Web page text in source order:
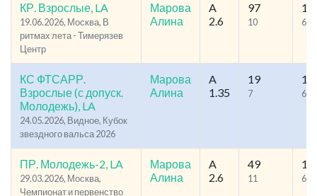
КР. Взрослые, LA
19.06.2026, Москва, В
ритмах лета - Тимерязев
Центр
Марова
Алина
A
2.6
97
10 69
КС ФТСАРР.
Взрослые (с допуск.
Молодежь), LA
24.05.2026, Видное, Кубок
звездного вальса 2026
Марова
Алина
A
1.35
19
7 63
ПР. Молодежь-2, LA
29.03.2026, Москва,
Чемпионат и первенство
Марова
Алина
A
2.6
49
11 61